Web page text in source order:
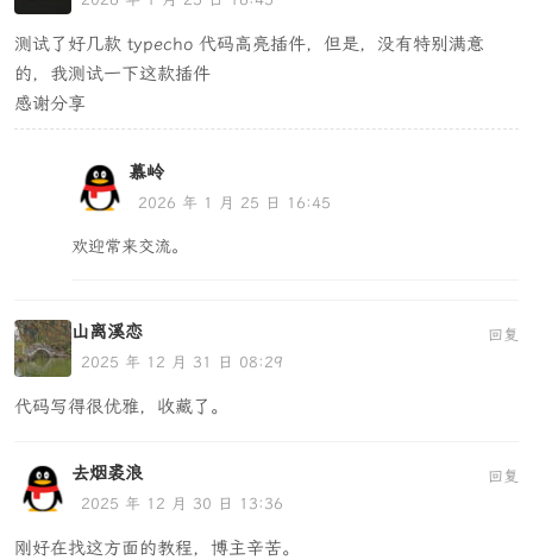
测试了好几款 typecho 代码高亮插件，但是，没有特别满意
的，我测试一下这款插件
感谢分享
慕岭
2026 年 1 月 25 日 16:45
欢迎常来交流。
山离溪恋
2025 年 12 月 31 日 08:29
代码写得很优雅，收藏了。
回复
去烟裘浪
2025 年 12 月 30 日 13:36
刚好在找这方面的教程，博主辛苦。
回复